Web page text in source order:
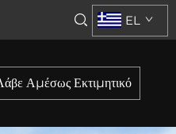
EL
Αμέσως Εκτιμητικό